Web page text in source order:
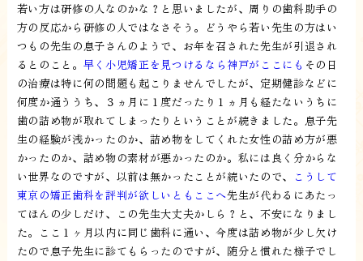
若い方は研修の人なのかな？と思いましたが、周りの歯科助手の
方の反応から研修の人ではなさそう。どうやら若い先生の方はい
つもの先生の息子さんのようで、お年を召された先生が引退され
るとのこと。 早く小児矯正を見つけるなら神戸がここにも その日
の治療は特に何の問題も起こりませんでしたが、定期健診などに
何度か通ううち、３ヵ月に１度だったり１ヵ月も経たないうちに
歯の詰め物が取れてしまったりということが続きました。息子先
生の経験が浅かったのか、詰め物をしてくれた女性の詰め方が悪
かったのか、詰め物の素材が悪かったのか。私には良く分からな
い世界なのですが、以前は無かったことが続いたので、
こうして
東京の矯正歯科を評判が欲しいともここへ先生が代わるにあたっ
てほんの少しだけ、この先生大丈夫かしら？と、不安になりまし
た。ここ１ヶ月以内に同じ歯科に通い、今度は詰め物が少し欠け
たので息子先生に診てもらったのですが、随分と慣れた様子でし